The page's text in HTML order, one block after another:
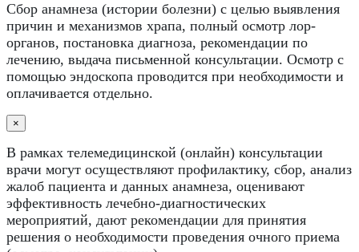
Сбор анамнеза (истории болезни) с целью выявления
причин и механизмов храпа, полный осмотр лор-
органов, постановка диагноза, рекомендации по
лечению, выдача письменной консультации. Осмотр с
помощью эндоскопа проводится при необходимости и
оплачивается отдельно.
×
В рамках телемедицинской (онлайн) консультации
врачи могут осуществляют профилактику, сбор, анализ
жалоб пациента и данных анамнеза, оценивают
эффективность лечебно-диагностических
мероприятий, дают рекомендации для принятия
решения о необходимости проведения очного приема